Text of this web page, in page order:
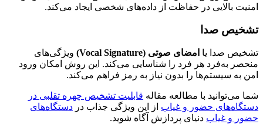
امنیت بالایی در حفاظت از داده‌های شخصی ایجاد می‌کند.
تشخیص صدا
تشخیص صدا یا امضای صوتی (Vocal Signature)
ویژگی‌های
منحصر به‌فرد هر فرد را شناسایی می‌کند. این روش امکان ورود
امن به سیستم‌ها را بدون نیاز به رمز فراهم می‌کند.
شما می‌توانید با مطالعه مقاله قابلیت تشخیص چهره تقلبی در
دستگاه‌های حضور و غیاب از این ویژگی جذاب در دستگاه‌های
حضور و غیاب دنیای پردازش آگاه شوید.